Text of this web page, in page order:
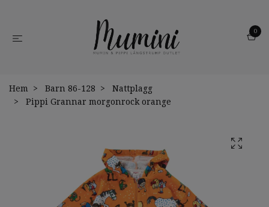
0
Hem Barn 86-128
Nattplagg
Pippi Grannar morgonrock orange